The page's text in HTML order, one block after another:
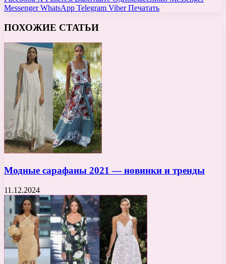
Messenger WhatsApp Telegram Viber Печатать
ПОХОЖИЕ СТАТЬИ
Модные сарафаны 2021 — новинки и тренды
11.12.2024